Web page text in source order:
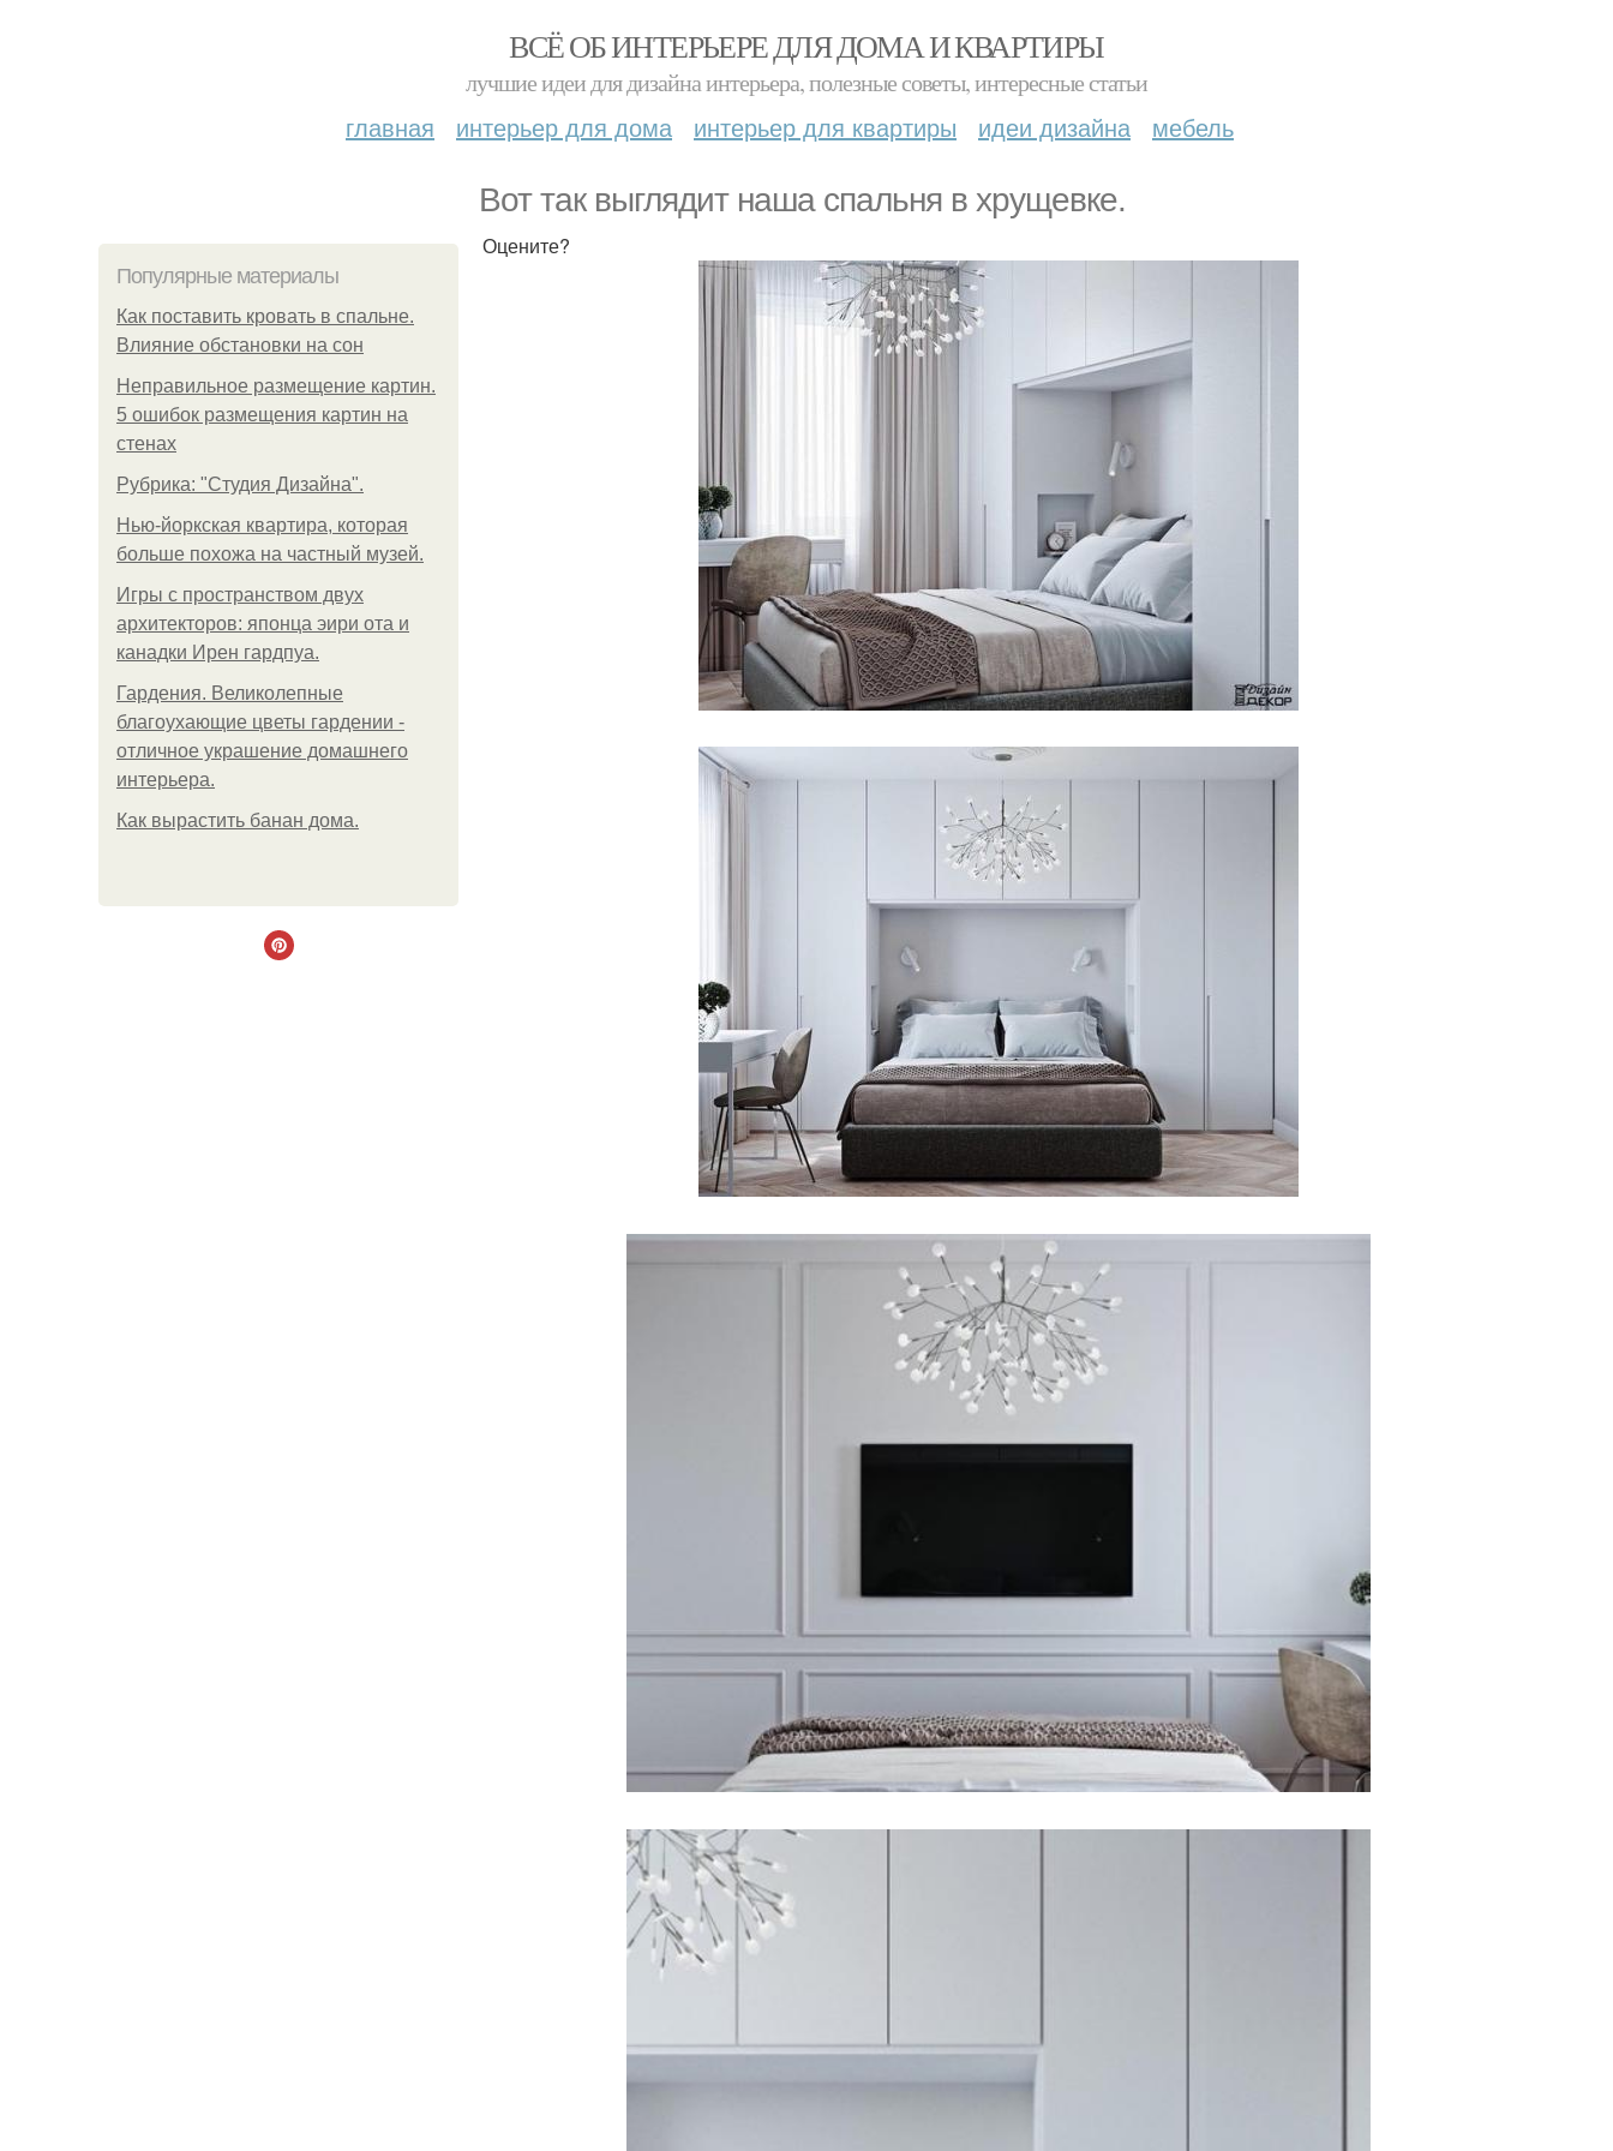
ВСЁ ОБ ИНТЕРЬЕРЕ ДЛЯ ДОМА И КВАРТИРЫ
лучшие идеи для дизайна интерьера, полезные советы, интересные статьи
главная интерьер для дома интерьер для квартиры идеи дизайна мебель
Вот так выглядит наша спальня в хрущевке.
Популярные материалы
Как поставить кровать в спальне.
Влияние обстановки на сон
Неправильное размещение картин.
5 ошибок размещения картин на
стенах
Рубрика: "Студия Дизайна".
Нью-йоркская квартира, которая
больше похожа на частный музей.
Игры с пространством двух
архитекторов: японца эири ота и
канадки Ирен гардпуа.
Гардения. Великолепные
благоухающие цветы гардении -
отличное украшение домашнего
интерьера.
Как вырастить банан дома.
Оцените?